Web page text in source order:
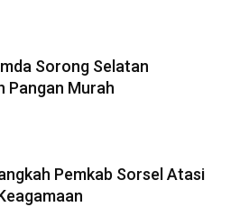
Sorong Selatan
Pangan Murah
Pemkab Sorsel Atasi